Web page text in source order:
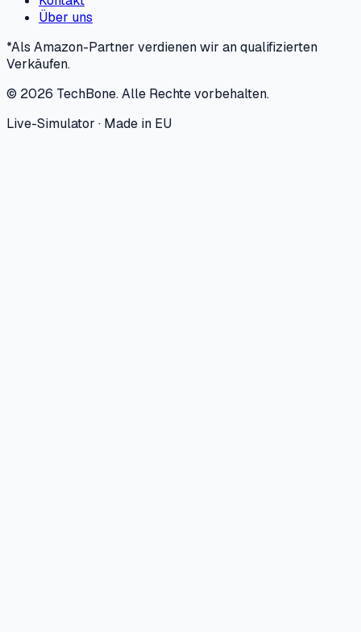
Über uns
*Als Amazon-Partner verdienen wir an qualifizierten
Verkäufen.
© 2026 TechBone.Alle Rechte vorbehalten.
Live-Simulator · Made in EU